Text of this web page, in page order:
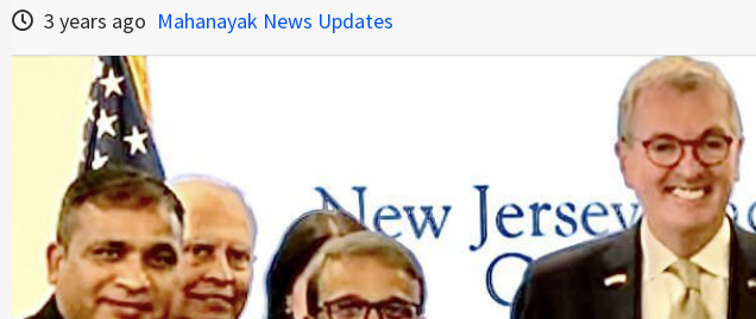
3 years ago Mahanayak News Updates